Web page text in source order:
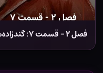
فصل ۲ – قسمت ۷: گندزاده‌ها و زمزمه‌ها